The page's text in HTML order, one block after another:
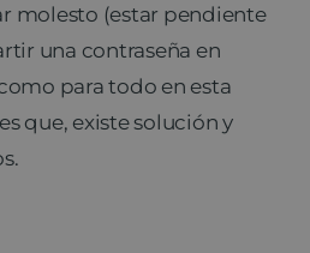
molesto (estar pendiente
una contraseña en
para todo en esta
que, existe solución y